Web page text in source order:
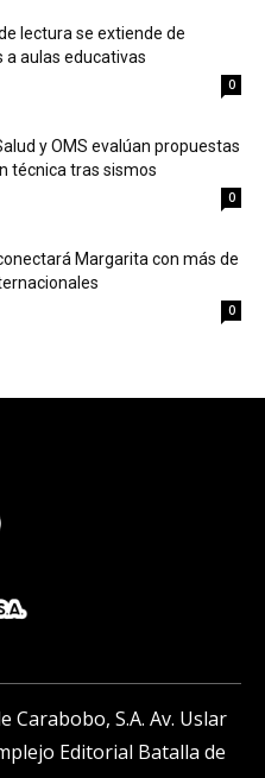
lectura se extiende de
aulas educativas
0
y OMS evalúan propuestas
técnica tras sismos
0
Margarita con más de
0
Carabobo, S.A. Av. Uslar
Editorial Batalla de